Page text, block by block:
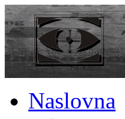
Naslovna